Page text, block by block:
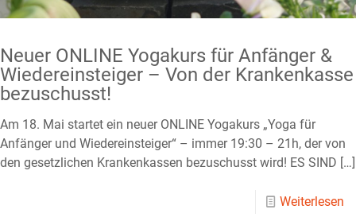
Neuer ONLINE Yogakurs für Anfänger &
Wiedereinsteiger – Von der Krankenkasse
bezuschusst!
Am 18. Mai startet ein neuer ONLINE Yogakurs „Yoga für
Anfänger und Wiedereinsteiger“ – immer 19:30 – 21h, der von
den gesetzlichen Krankenkassen bezuschusst wird! ES SIND […]
Weiterlesen